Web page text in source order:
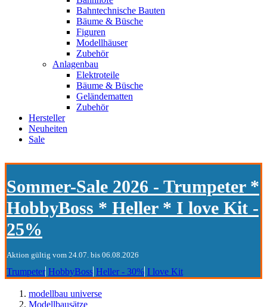
Bahntechnische Bauten
Bäume & Büsche
Figuren
Modellhäuser
Zubehör
Anlagenbau
Elektroteile
Bäume & Büsche
Geländematten
Zubehör
Hersteller
Neuheiten
Sale
Sommer-Sale 2026 - Trumpeter *
HobbyBoss * Heller * I love Kit -
25%
Aktion gültig vom 24.07. bis 06.08.2026
Trumpeter HobbyBoss Heller - 30% I love Kit
modellbau universe
Modellbausätze